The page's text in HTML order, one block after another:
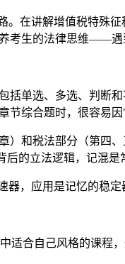
在讲解增值税特殊
考生的法律思维——遇
单选、多选、判断
节综合题时，很容易因
和税法部分（第四
的立法逻辑，记混是
，应用是记忆的稳
适合自己风格的课